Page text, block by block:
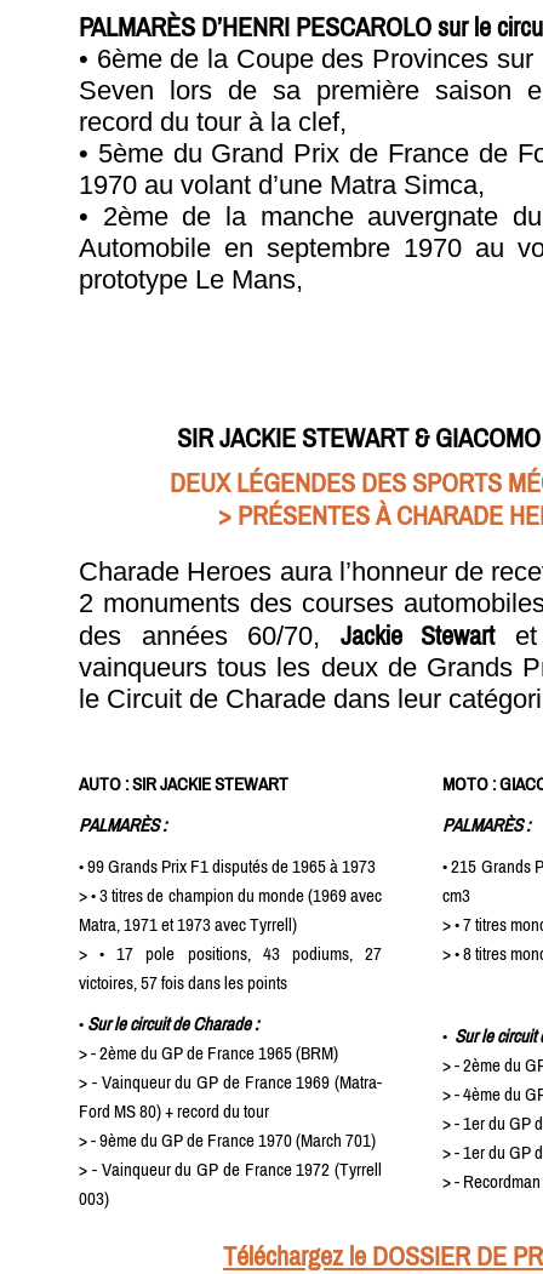
PALMARÈS D’HENRI PESCAROLO sur le
• 6ème de la Coupe des Provinces
Seven lors de sa première saison
record du tour à la clef,
• 5ème du Grand Prix de France de
1970 au volant d’une Matra Simca,
• 2ème de la manche auvergnate
Automobile en septembre 1970 au
prototype Le Mans,
SIR JACKIE STEWART &
DEUX LÉGENDES DES SPORTS
> PRÉSENTES À CHARADE
Charade Heroes aura l’honneur de
2 monuments des courses
des années 60/70, Jackie Stewart
vainqueurs tous les deux de Grands
le Circuit de Charade dans leur
AUTO : SIR JACKIE STEWART
PALMARÈS :
• 99 Grands Prix F1 disputés de 1965 à 1973
> • 3 titres de champion du monde (1969 avec
Matra, 1971 et 1973 avec Tyrrell)
> • 17 pole positions, 43 podiums, 27
victoires, 57 fois dans les points
• Sur le circuit de Charade :
> - 2ème du GP de France 1965 (BRM)
> - Vainqueur du GP de France 1969 (Matra-
Ford MS 80) + record du tour
> - 9ème du GP de France 1970 (March 701)
> - Vainqueur du GP de France 1972 (Tyrrell
003)
MOTO :
PALMARÈS :
• 215 Grands
cm3
> • 7 titres
> • 8 titres
• Sur le circuit
> - 2ème du
> - 4ème du
> - 1er du GP
> - 1er du GP
> -
Téléchargez le DOSSIER DE